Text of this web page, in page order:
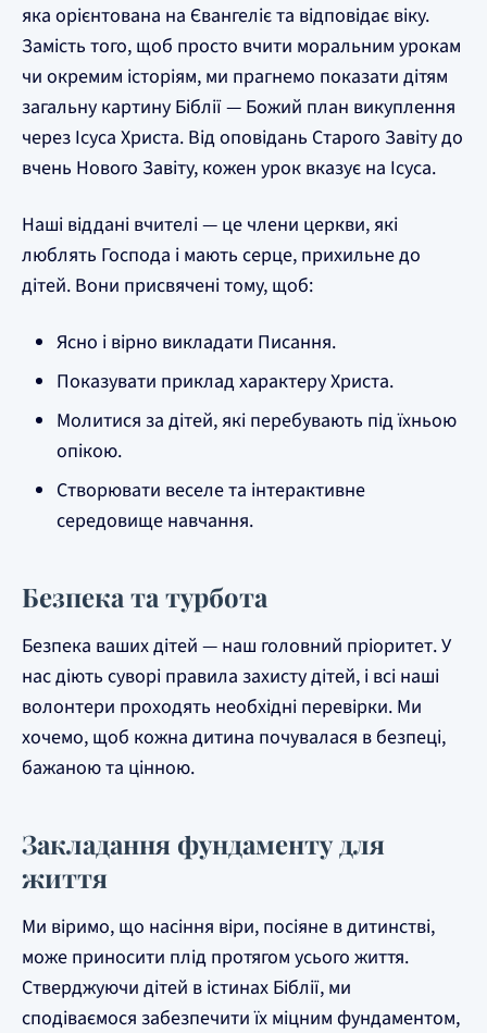
яка орієнтована на Євангеліє та відповідає віку.
Замість того, щоб просто вчити моральним урокам
чи окремим історіям, ми прагнемо показати дітям
загальну картину Біблії — Божий план викуплення
через Ісуса Христа. Від оповідань Старого Завіту до
вчень Нового Завіту, кожен урок вказує на Ісуса.
Наші віддані вчителі — це члени церкви, які
люблять Господа і мають серце, прихильне до
дітей. Вони присвячені тому, щоб:
Ясно і вірно викладати Писання.
Показувати приклад характеру Христа.
Молитися за дітей, які перебувають під їхньою
опікою.
Створювати веселе та інтерактивне
середовище навчання.
Безпека та турбота
Безпека ваших дітей — наш головний пріоритет. У
нас діють суворі правила захисту дітей, і всі наші
волонтери проходять необхідні перевірки. Ми
хочемо, щоб кожна дитина почувалася в безпеці,
бажаною та цінною.
Закладання фундаменту для
життя
Ми віримо, що насіння віри, посіяне в дитинстві,
може приносити плід протягом усього життя.
Стверджуючи дітей в істинах Біблії, ми
сподіваємося забезпечити їх міцним фундаментом,